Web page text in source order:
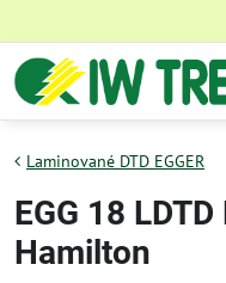
Laminované DTD EGGER
EGG 18
Hamilton